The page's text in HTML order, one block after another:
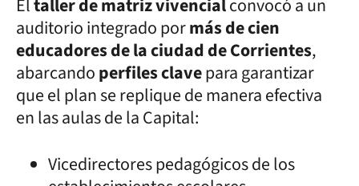
Eltaller de matriz vivencialconvocó a un
auditorio integrado pormás de cien
educadores de la ciudad de Corrientes,
abarcandoperfiles clavepara garantizar
que el plan se replique de manera efectiva
en las aulas de la Capital:
Vicedirectores pedagógicos de los